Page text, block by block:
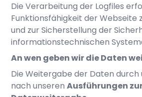
Die Verarbeitung der Logfiles
Funktionsfähigkeit der Webseite
und zur Sicherstellung der
informationstechnischen
An wen geben wir die Daten
Die Weitergabe der Daten
nach unserenAusführungen